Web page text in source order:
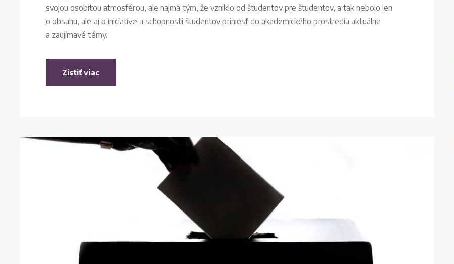
svojou osobitou atmosférou, ale najmä tým, že vzniklo od študentov pre študentov, a tak nebolo len
o obsahu, ale aj o iniciatíve a schopnosti študentov priniesť do akademického prostredia aktuálne
a zaujímavé témy.
Zistiť viac